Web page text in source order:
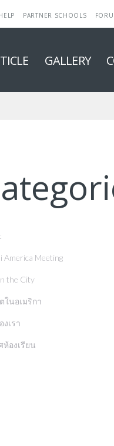
PARTNER SCHOOLS
GALLERY
America Meeting
the City
ในอเมริกา
เรา
ห้องเรียน